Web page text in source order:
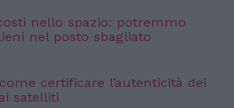
nello spazio: potremmo
nel posto sbagliato
certificare l’autenticità dei
satelliti